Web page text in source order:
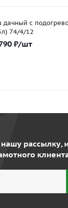
дачный с
74/4/12
₽/шт
рассылку,